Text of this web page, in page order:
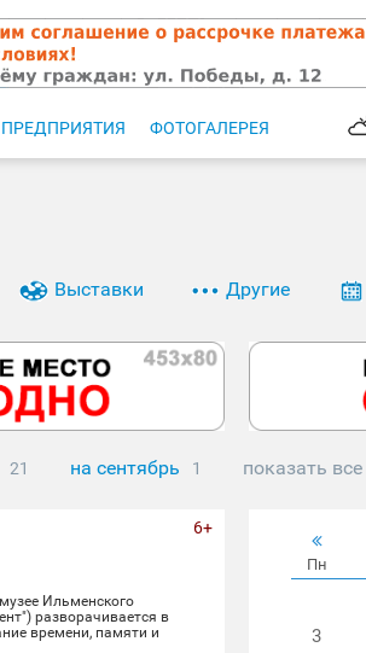
ПРЕДПРИЯТИЯ ФОТОГАЛЕРЕЯ
Выставки Другие
21 на сентябрь 1 показать все
Ильменского
разворачивается в
времени, памяти и
6+
Пн
3